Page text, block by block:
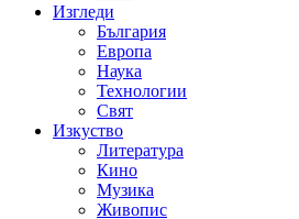
Изгледи
България
Европа
Наука
Технологии
Свят
Изкуство
Литература
Кино
Музика
Живопис